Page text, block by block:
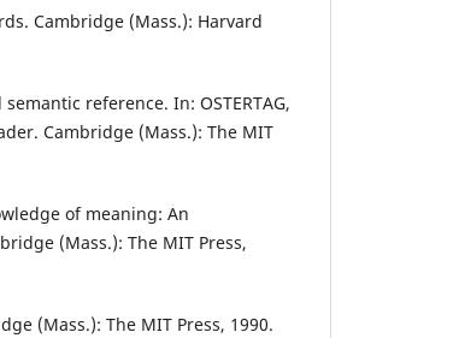
Cambridge (Mass.): Harvard
reference. In: OSTERTAG,
Cambridge (Mass.): The MIT
of meaning: An
(Mass.): The MIT Press,
(Mass.): The MIT Press, 1990.